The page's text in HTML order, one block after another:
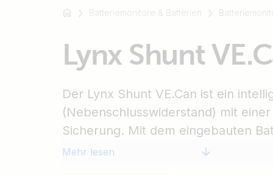
Batteriemonitore & Batterien
Lynx Shunt
Der Lynx Shunt VE.Can ist ein
(Nebenschlusswiderstand) mit
Sicherung. Mit dem eingebauten
der Ladezustand der Batterie
Mehr lesen